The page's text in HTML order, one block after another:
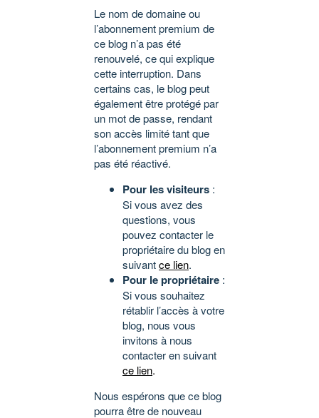
Le nom de domaine ou
l’abonnement premium de
ce blog n’a pas été
renouvelé, ce qui explique
cette interruption. Dans
certains cas, le blog peut
également être protégé par
un mot de passe, rendant
son accès limité tant que
l’abonnement premium n’a
pas été réactivé.
Pour les visiteurs :
Si vous avez des
questions, vous
pouvez contacter le
propriétaire du blog en
suivantce lien.
Pour le propriétaire :
Si vous souhaitez
rétablir l’accès à votre
blog, nous vous
invitons à nous
contacter en suivant
ce lien.
Nous espérons que ce blog
pourra être de nouveau